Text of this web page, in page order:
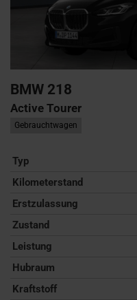
BMW 218
Active Tourer
Gebrauchtwagen
Typ
Kilometerstand
Erstzulassung
Zustand
Leistung
Hubraum
Kraftstoff